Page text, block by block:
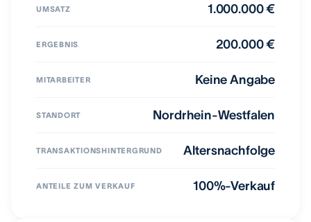
UMSATZ 1.000.000 €
ERGEBNIS 200.000 €
MITARBEITER Keine Angabe
STANDORT Nordrhein-Westfalen
TRANSAKTIONSHINTERGRUND Altersnachfolge
ANTEILE ZUM VERKAUF 100%-Verkauf